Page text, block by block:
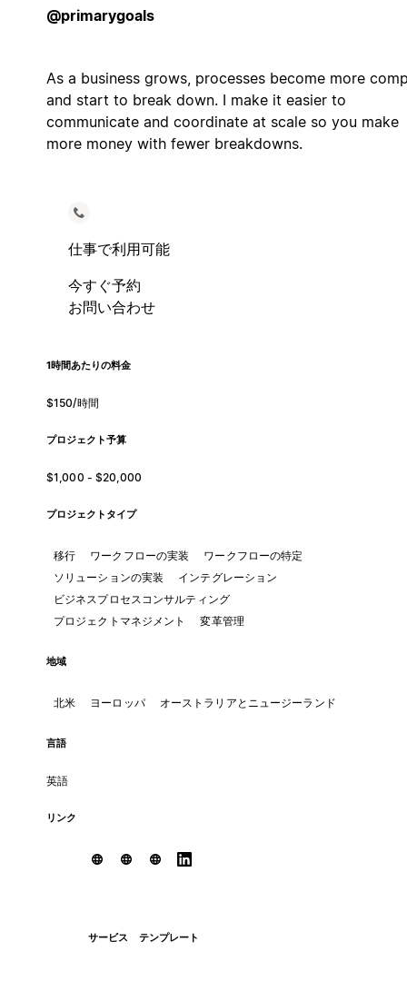
@primarygoals
As a business grows, processes become more
and start to break down. I make it easier to
communicate and coordinate at scale so you make
more money with fewer breakdowns.
仕事で利用可能
今すぐ予約
お問い合わせ
1時間あたりの料金
$150/時間
プロジェクト予算
$1,000 - $20,000
プロジェクトタイプ
移行 ワークフローの実装
ワークフローの特定
ソリューションの実装
インテグレーション
ビジネスプロセスコンサルティング
プロジェクトマネジメント
変革管理
地域
北米 ヨーロッパ オーストラリアとニュージーランド
言語
英語
リンク
サービス テンプレート